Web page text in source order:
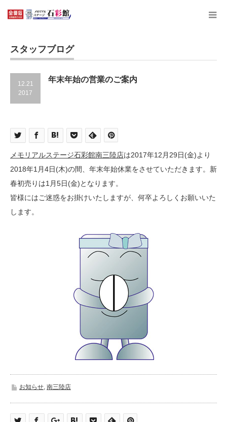
スタッフブログ
12.21
2017
年末年始の営業のご案内
メモリアルステージ石彩館南三陸店は2017年12月29日(金)より
2018年1月4日(木)の間、年末年始休業をさせていただきます。新
春初売りは1月5日(金)となります。
皆様にはご迷惑をお掛けいたしますが、何卒よろしくお願いいた
します。
お知らせ, 南三陸店